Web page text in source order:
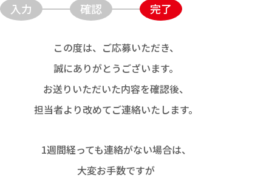
入力 確認 完了
この度は、ご応募いただき、
誠にありがとうございます。
お送りいただいた内容を確認後、
担当者より改めてご連絡いたします。
1週間経っても連絡がない場合は、
大変お手数ですが